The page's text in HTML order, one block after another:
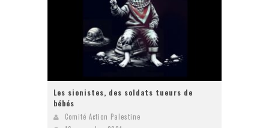
Les sionistes, des soldats tueurs de
bébés
Comité Action Palestine